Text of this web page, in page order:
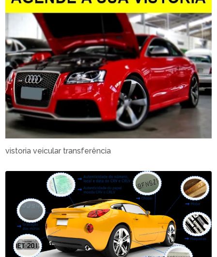
vistoria veicular transferência